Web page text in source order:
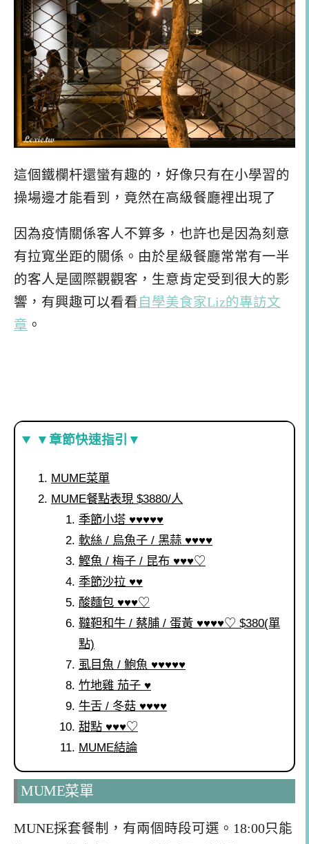
這個鐵欄杆還蠻有趣的，好像只有在小學習的
操場邊才能看到，竟然在高級餐廳裡出現了
因為疫情關係客人不算多，也許也是因為刻意
有拉寬坐距的關係。由於星級餐廳常常有一半
的客人是國際觀觀客，生意肯定受到很大的影
響，有興趣可以看看 自學美食家Liz的專訪文
章 。
▼章節快速指引▼
MUME菜單
MUME餐點表現 $3880/人
季節小塔 ♥♥♥♥♥
軟絲 / 烏魚子 / 黑蒜 ♥♥♥♥
鰹魚 / 梅子 / 昆布 ♥♥♥♡
季節沙拉 ♥♥
酸麵包 ♥♥♥♡
韃靼和牛 / 蔡脯 / 蛋黃 ♥♥♥♥♡ $380(單
點)
虱目魚 / 鮑魚 ♥♥♥♥♥
竹地雞 茄子 ♥
牛舌 / 冬菇 ♥♥♥♥
甜點 ♥♥♥♡
MUME結論
MUME菜單
MUNE採套餐制，有兩個時段可選。18:00只能